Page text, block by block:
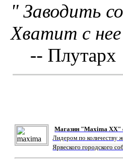
" Заводить
Хватит с
-- Плутарх
Магазин "Maxima XX"
Лидером по количеству
Ярвеского городского